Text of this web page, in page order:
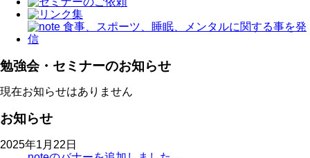
勉強会・セミナーのお知らせ
現在お知らせはありません
お知らせ
2025年1月22日